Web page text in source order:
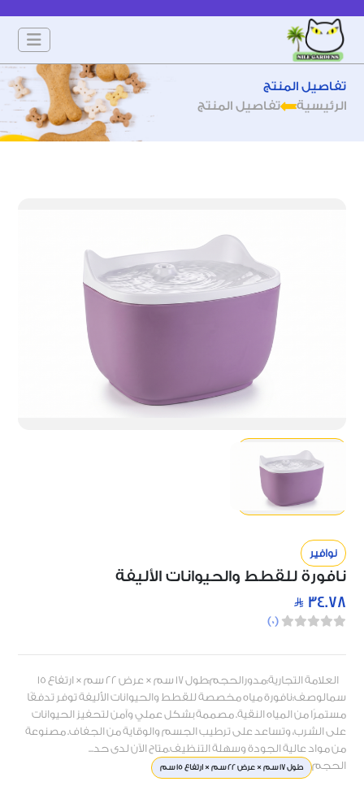
تفاصيل المنتج
الرئيسية
تفاصيل المنتج
نوافير
نافورة للقطط والحيوانات الأليفة
34.78
(
0
)
العلامة التجارية:مدورالحجم:طول 17 سم × عرض 22 سم × ارتفاع 15
سمالوصف:نافورة مياه مخصصة للقطط والحيوانات الأليفة توفر تدفقًا
مستمرًا من المياه النقية. مصممة بشكل عملي وآمن لتحفيز الحيوانات
على الشرب، وتساعد على ترطيب الجسم والوقاية من الجفاف. مصنوعة
من مواد عالية الجودة وسهلة التنظيف.متاح الآن لدى حد...
الحجم
طول 17 سم × عرض 22 سم × ارتفاع 15 سم